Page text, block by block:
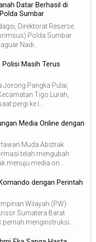
Datar Berhasil di
Sumbar
Direktorat Reserse
Polda Sumbar
Nadi...
Polisi Masih Terus
Jorong Pangka Pulai,
Tigo Lurah,
pergi ke l...
Media Online dengan
Muda Abstrak
telah mengubah
menuju media on...
dengan Perintah
Wilayah (PW)
Sumatera Barat
menginstruksi...